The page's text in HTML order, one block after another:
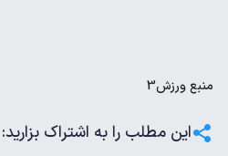
منبعورزش3
این مطلب را به اشتراک بزارید: